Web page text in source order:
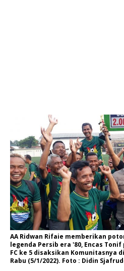
AA Ridwan Rifaie memberikan
legenda Persib era '80, Encas
FC ke 5 disaksikan Komunitasnya
Rabu (5/1/2022). Foto : Didin